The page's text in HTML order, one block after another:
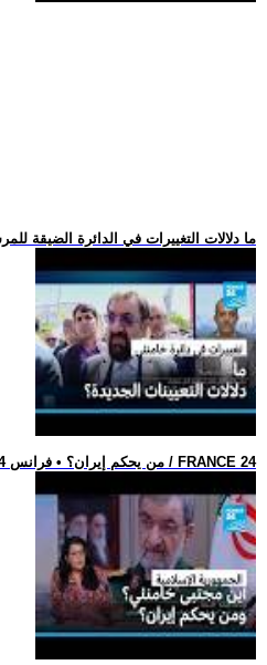
.. ما دلالات التغييرات في الدائرة الضيقة
.. من يحكم إيران؟ • فرانس 24 / FRANCE 24